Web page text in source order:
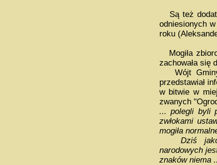
Są też
odniesionych
roku
Mogiła
zachowała się
Wójt Gminy
przedstawiał
w bitwie w
zwanych
... polegli byli
zwłokami
mogiła
Dziś jako
narodowych
znaków niema